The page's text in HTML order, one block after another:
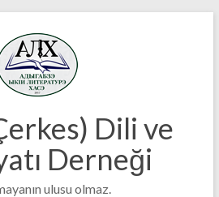
Dili ve
Derneği
ulusu olmaz.